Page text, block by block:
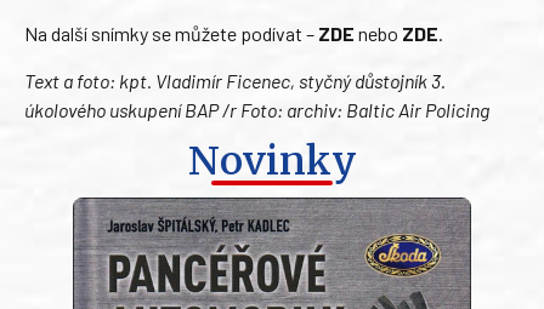
Na další snímky se můžete podívat – ZDE nebo ZDE.
Text a foto: kpt. Vladimír Ficenec, styčný důstojník 3.
úkolového uskupení BAP /r Foto: archiv: Baltic Air Policing
Novinky